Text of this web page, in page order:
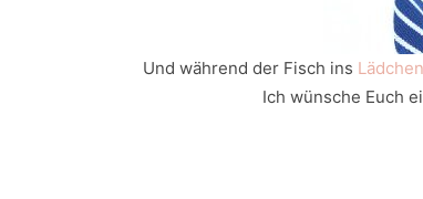
Und während der Fisch ins Lädchen
Ich wünsche Euch